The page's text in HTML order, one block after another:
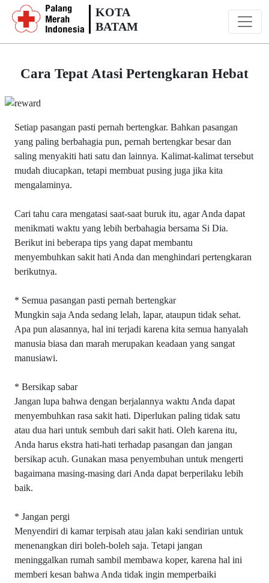
KOTA
BATAM
Cara Tepat Atasi Pertengkaran Hebat
Setiap pasangan pasti pernah bertengkar. Bahkan pasangan
yang paling berbahagia pun, pernah bertengkar besar dan
saling menyakiti hati satu dan lainnya. Kalimat-kalimat tersebut
mudah diucapkan, tetapi membuat pusing juga jika kita
mengalaminya.
Cari tahu cara mengatasi saat-saat buruk itu, agar Anda dapat
menikmati waktu yang lebih berbahagia bersama Si Dia.
Berikut ini beberapa tips yang dapat membantu
menyembuhkan sakit hati Anda dan menghindari pertengkaran
berikutnya.
* Semua pasangan pasti pernah bertengkar
Mungkin saja Anda sedang lelah, lapar, ataupun tidak sehat.
Apa pun alasannya, hal ini terjadi karena kita semua hanyalah
manusia biasa dan marah merupakan keadaan yang sangat
manusiawi.
* Bersikap sabar
Jangan lupa bahwa dengan berjalannya waktu Anda dapat
menyembuhkan rasa sakit hati. Diperlukan paling tidak satu
atau dua hari untuk sembuh dari sakit hati. Oleh karena itu,
Anda harus ekstra hati-hati terhadap pasangan dan jangan
bersikap acuh. Gunakan masa penyembuhan untuk mengerti
bagaimana masing-masing dari Anda dapat berperilaku lebih
baik.
* Jangan pergi
Menyendiri di kamar terpisah atau jalan kaki sendirian untuk
menenangkan diri boleh-boleh saja. Tetapi jangan
meninggalkan rumah sambil membawa koper, karena hal ini
memberi kesan bahwa Anda tidak ingin memperbaiki